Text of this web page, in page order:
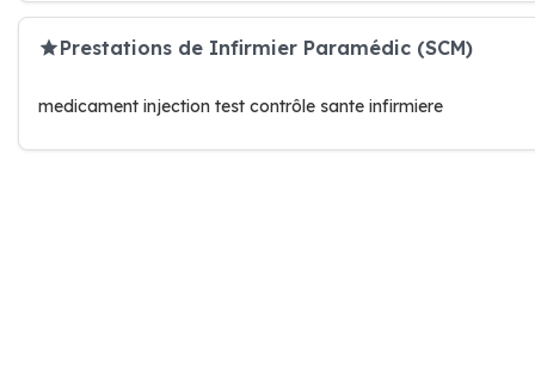
Prestations de Infirmier Paramédic (SCM)
medicament injection test contrôle sante infirmiere